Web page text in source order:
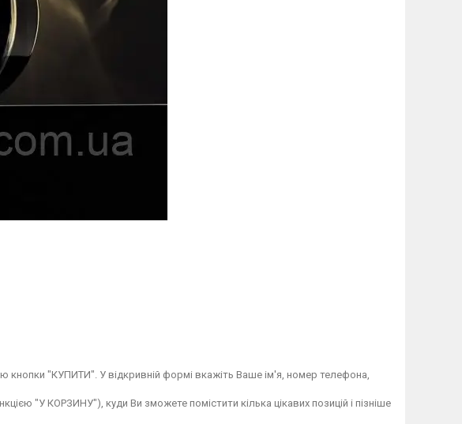
"КУПИТИ". У відкривній формі вкажіть Ваше ім'я, номер телефона,
"У КОРЗИНУ"), куди Ви зможете помістити кілька цікавих позицій і пізніше